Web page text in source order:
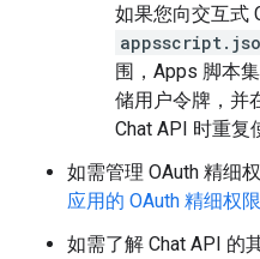
如果您向交互式
围，Apps 脚本
储用户令牌，并
Chat API 时重复
如需管理 OAuth 精细
应用的 OAuth 精细权限
如需了解 Chat API 的